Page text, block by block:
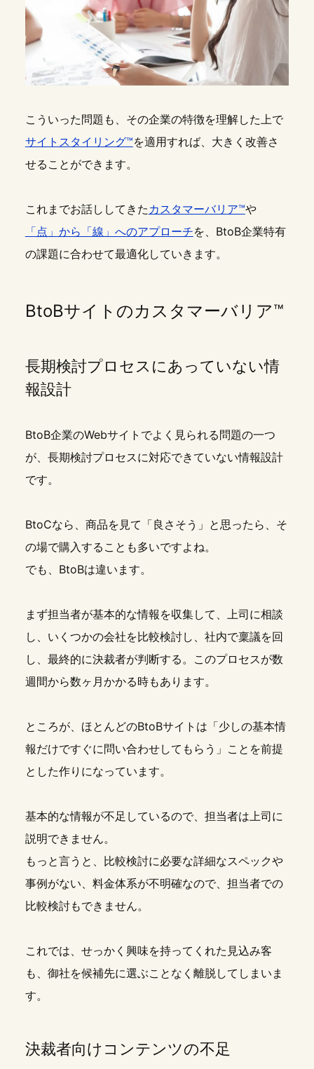
こういった問題も、その企業の特徴を理解した上で
サイトスタイリング™を適用すれば、大きく改善さ
せることができます。
これまでお話ししてきた カスタマーバリア™や
「点」から「線」へのアプローチを、BtoB企業特有
の課題に合わせて最適化していきます。
BtoBサイトのカスタマーバリア™
長期検討プロセスにあっていない情
報設計
BtoB企業のWebサイトでよく見られる問題の一つ
が、長期検討プロセスに対応できていない情報設計
です。
BtoCなら、商品を見て「良さそう」と思ったら、そ
の場で購入することも多いですよね。
でも、BtoBは違います。
まず担当者が基本的な情報を収集して、上司に相談
し、いくつかの会社を比較検討し、社内で稟議を回
し、最終的に決裁者が判断する。このプロセスが数
週間から数ヶ月かかる時もあります。
ところが、ほとんどのBtoBサイトは「少しの基本情
報だけですぐに問い合わせしてもらう」ことを前提
とした作りになっています。
基本的な情報が不足しているので、担当者は上司に
説明できません。
もっと言うと、比較検討に必要な詳細なスペックや
事例がない、料金体系が不明確なので、担当者での
比較検討もできません。
これでは、せっかく興味を持ってくれた見込み客
も、御社を候補先に選ぶことなく離脱してしまいま
す。
決裁者向けコンテンツの不足